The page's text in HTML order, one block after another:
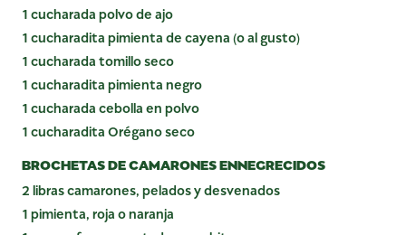
1 cucharada polvo de ajo
1 cucharadita pimienta de cayena (o al gusto)
1 cucharada tomillo seco
1 cucharadita pimienta negro
1 cucharada cebolla en polvo
1 cucharadita Orégano seco
BROCHETAS DE CAMARONES ENNEGRECIDOS
2 libras camarones, pelados y desvenados
1 pimienta, roja o naranja